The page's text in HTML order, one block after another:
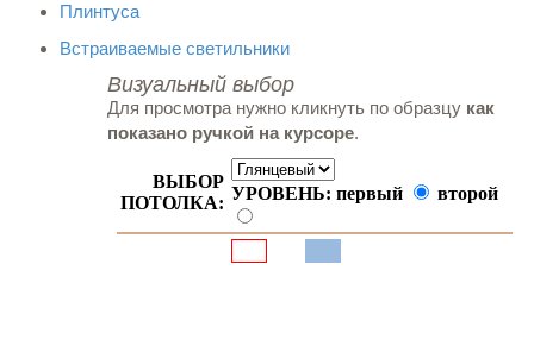
Плинтуса
Встраиваемые светильники
Визуальный выбор
Для просмотра нужно кликнуть по образцу как
показано ручкой на курсоре.